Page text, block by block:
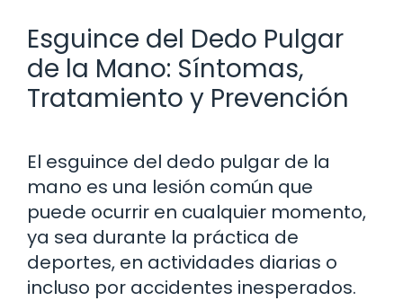
Esguince del Dedo Pulgar
de la Mano: Síntomas,
Tratamiento y Prevención
El esguince del dedo pulgar de la
mano es una lesión común que
puede ocurrir en cualquier momento,
ya sea durante la práctica de
deportes, en actividades diarias o
incluso por accidentes inesperados.